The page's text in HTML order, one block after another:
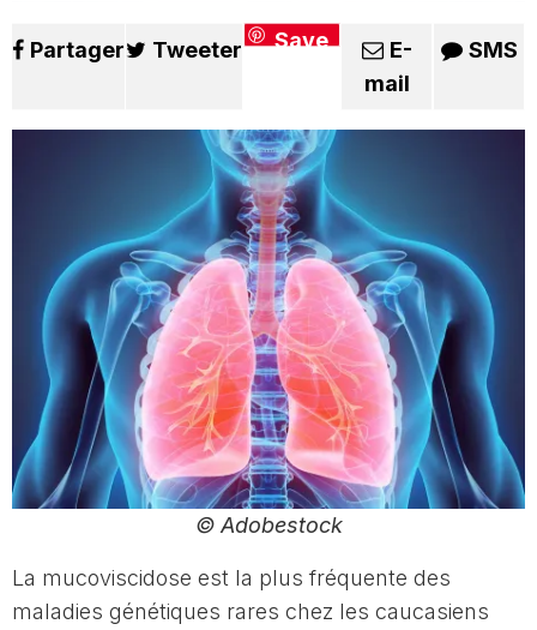
Partager Tweeter Save
E-
mail
SMS
© Adobestock
La mucoviscidose est la plus fréquente des
maladies génétiques rares chez les caucasiens